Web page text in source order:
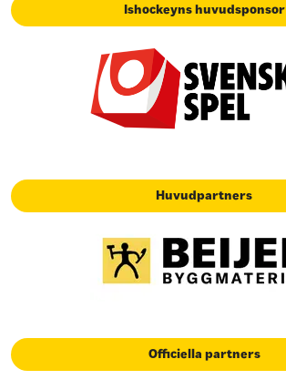
Ishockeyns huvudsponsor
Huvudpartners
Officiella partners